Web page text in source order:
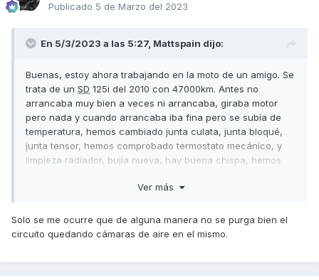
Publicado 5 de Marzo del 2023
En 5/3/2023 a las 5:27, Mattspain dijo:
Buenas, estoy ahora trabajando en la moto de un amigo. Se
trata de un SD 125i del 2010 con 47000km. Antes no
arrancaba muy bien a veces ni arrancaba, giraba motor
pero nada y cuando arrancaba iba fina pero se subía de
temperatura, hemos cambiado junta culata, junta bloqué,
junta tensor, hemos comprobado termostato mecánico, y
limpieza radiador, bujía nueva, hay buena chispa, hemos
siempre pero se sube de temperatura a Máximo tras unos
pero en el momento que paras en 10 segundos se sube a
maximo, hemos comprobado el electro termostato del
moto no salta al no estar a 100 grados el agua. No se que
Ver más
Solo se me ocurre que de alguna manera no se purga bien el
circuito quedando cámaras de aire en el mismo.